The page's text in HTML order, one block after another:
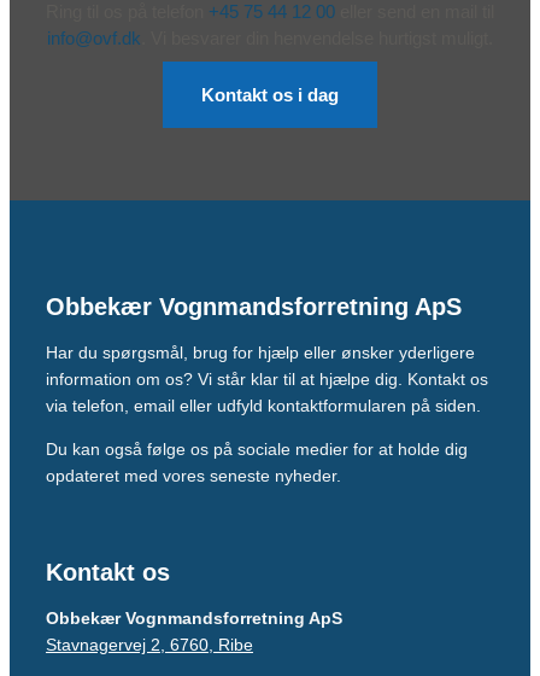
+45 75 44 12 00
info@ovf.dk
Kontakt os i dag
Obbekær Vognmandsforretning ApS
Har du spørgsmål, brug for hjælp eller ønsker yderligere
information om os? Vi står klar til at hjælpe dig. Kontakt os
via telefon, email eller udfyld kontaktformularen på siden.
Du kan også følge os på sociale medier for at holde dig
opdateret med vores seneste nyheder.
Kontakt os
Obbekær Vognmandsforretning ApS
Stavnagervej 2, 6760, Ribe